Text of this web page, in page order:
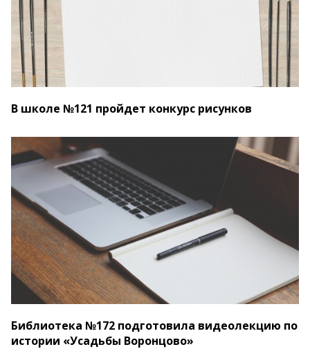
В школе №121 пройдет конкурс рисунков
Библиотека №172 подготовила видеолекцию по
истории «Усадьбы Воронцово»